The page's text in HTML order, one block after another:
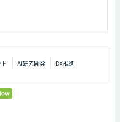
AI研究開発 DX推進